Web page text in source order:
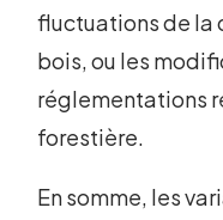
fluctuations de la
bois, ou les
réglementations
forestière.
En somme, les